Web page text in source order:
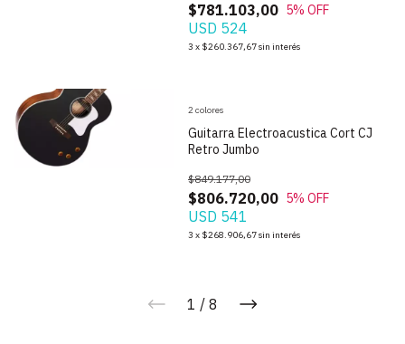
$781.103,00 5% OFF
USD 524
3 x $260.367,67sin interés
Guitarra Electroacustica Cort CJ
Retro Jumbo
$806.720,00
$849.177,00
5% OFF
USD 541
3 x $268.906,67sin interés
2 colores
1 / 8